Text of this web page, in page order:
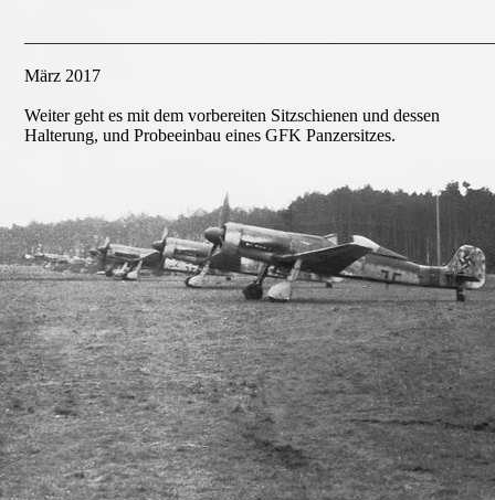
März 2017
Weiter geht es mit dem vorbereiten Sitzschienen und dessen
Halterung, und Probeeinbau eines GFK Panzersitzes.